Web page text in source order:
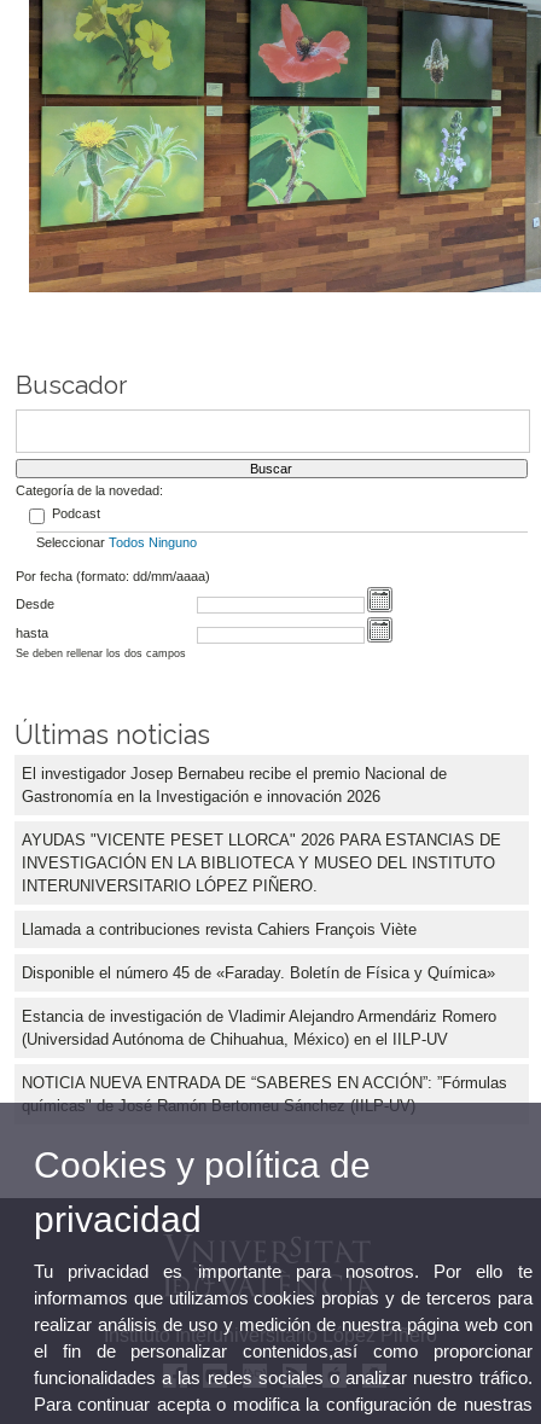
Buscador
Categoría de la novedad:
Podcast
Seleccionar Todos Ninguno
Por fecha (formato: dd/mm/aaaa)
Desde
hasta
Se deben rellenar los dos campos
Últimas noticias
El investigador Josep Bernabeu recibe el premio Nacional de
Gastronomía en la Investigación e innovación 2026
AYUDAS "VICENTE PESET LLORCA" 2026 PARA ESTANCIAS DE
INVESTIGACIÓN EN LA BIBLIOTECA Y MUSEO DEL INSTITUTO
INTERUNIVERSITARIO LÓPEZ PIÑERO.
Llamada a contribuciones revista Cahiers François Viète
Disponible el número 45 de «Faraday. Boletín de Física y Química»
Estancia de investigación de Vladimir Alejandro Armendáriz Romero
(Universidad Autónoma de Chihuahua, México) en el IILP-UV
NOTICIA NUEVA ENTRADA DE “SABERES EN ACCIÓN”: ”Fórmulas
químicas" de José Ramón Bertomeu Sánchez (IILP-UV)
Instituto Interuniversitario López Piñero
Cookies y política de
privacidad
Tu privacidad es importante para nosotros. Por ello te
informamos que utilizamos cookies propias y de terceros para
realizar análisis de uso y medición de nuestra página web con
el fin de personalizar contenidos,así como proporcionar
funcionalidades a las redes sociales o analizar nuestro tráfico.
Para continuar acepta o modifica la configuración de nuestras